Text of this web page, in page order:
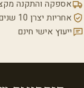
אספקה והתקנה
אחריות יצרן 10 שנים
ייעוץ אישי חינם